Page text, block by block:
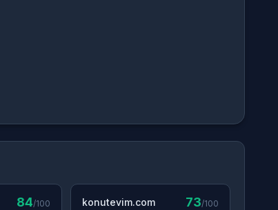
84/100 konutevim.com 73/100